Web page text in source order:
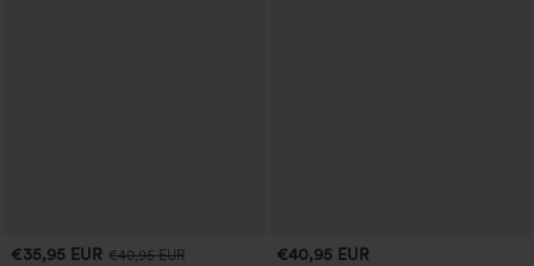
€35,95 EUR €40,95 EUR
€40,95 EUR